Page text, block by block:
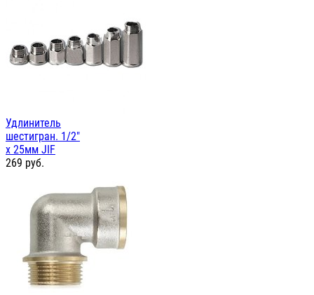
Удлинитель
шестигран. 1/2"
х 25мм JIF
269 руб.